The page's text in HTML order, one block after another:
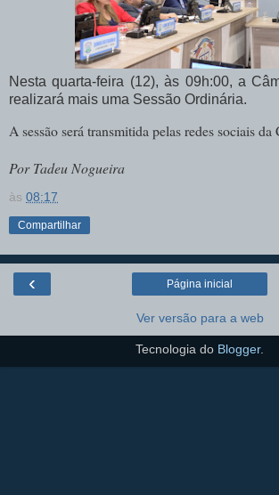
Nesta quarta-feira (12), às 09h:00, a
realizará mais uma Sessão Ordinária.
A sessão será transmitida pelas redes sociais
Por Tadeu Nogueira
às 08:17
Compartilhar
‹ Página inicial
Ver versão para a web
Tecnologia do Blogger.